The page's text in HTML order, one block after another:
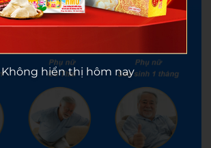
Không hiển thị hôm nay